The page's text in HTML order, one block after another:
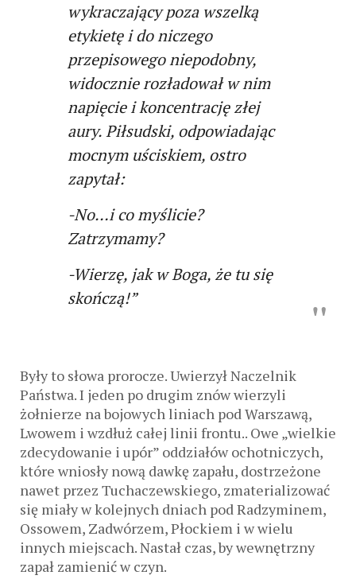
wykraczający poza wszelką
etykietę i do niczego
przepisowego niepodobny,
widocznie rozładował w nim
napięcie i koncentrację złej
aury. Piłsudski, odpowiadając
mocnym uściskiem, ostro
zapytał:
-No…i co myślicie?
Zatrzymamy?
-Wierzę, jak w Boga, że tu się
skończą!”
Były to słowa prorocze. Uwierzył Naczelnik
Państwa. I jeden po drugim znów wierzyli
żołnierze na bojowych liniach pod Warszawą,
Lwowem i wzdłuż całej linii frontu.. Owe „wielkie
zdecydowanie i upór” oddziałów ochotniczych,
które wniosły nową dawkę zapału, dostrzeżone
nawet przez Tuchaczewskiego, zmaterializować
się miały w kolejnych dniach pod Radzyminem,
Ossowem, Zadwórzem, Płockiem i w wielu
innych miejscach. Nastał czas, by wewnętrzny
zapał zamienić w czyn.